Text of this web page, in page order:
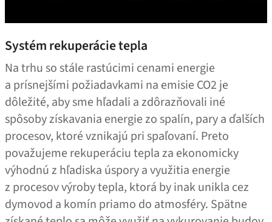
Systém rekuperácie tepla
Na trhu so stále rastúcimi cenami energie
a prísnejšími požiadavkami na emisie CO2 je
dôležité, aby sme hľadali a zdôrazňovali iné
spôsoby získavania energie zo spalín, pary a ďalších
procesov, ktoré vznikajú pri spaľovaní. Preto
považujeme rekuperáciu tepla za ekonomicky
výhodnú z hľadiska úspory a využitia energie
z procesov výroby tepla, ktorá by inak unikla cez
dymovod a komín priamo do atmosféry. Spätne